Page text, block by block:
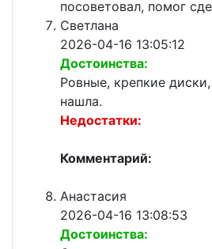
посоветовал, помог
Светлана
2026-04-16 13:05:12
Достоинства:
Ровные, крепкие
нашла.
Недостатки:
Комментарий:
Анастасия
2026-04-16 13:08:53
Достоинства: